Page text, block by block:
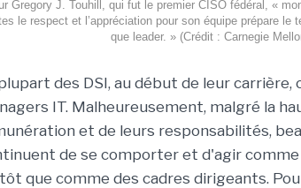
Gregory J. Touhill, qui fut le premier CISO fédéral, «
le respect et l’appréciation pour son équipe prépare le
que leader. » (Crédit : Carnegie
des DSI, au début de leur carrière,
IT. Malheureusement, malgré la
et de leurs responsabilités,
de se comporter et d'agir
que comme des cadres dirigeants.